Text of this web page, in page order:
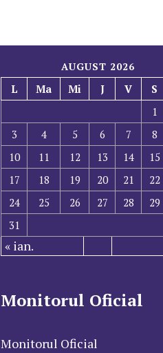
AUGUST 2026
L Ma Mi J V S
1
3
4 5 6 7 8
10
11 12 13 14 15
17
18 19 20 21 22
24
25 26 27 28 29
31
« ian.
Monitorul Oficial
Monitorul Oficial